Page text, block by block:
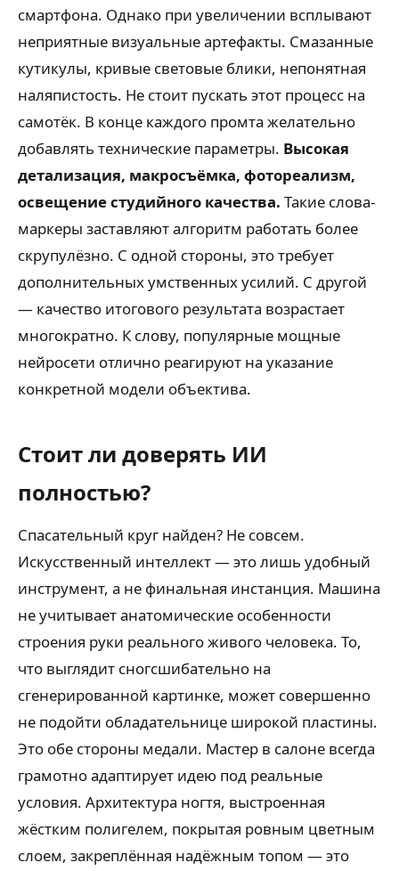
смартфона. Однако при увеличении всплывают
неприятные визуальные артефакты. Смазанные
кутикулы, кривые световые блики, непонятная
наляпистость. Не стоит пускать этот процесс на
самотёк. В конце каждого промта желательно
добавлять технические параметры. Высокая
детализация, макросъёмка, фотореализм,
освещение студийного качества. Такие слова-
маркеры заставляют алгоритм работать более
скрупулёзно. С одной стороны, это требует
дополнительных умственных усилий. С другой
— качество итогового результата возрастает
многократно. К слову, популярные мощные
нейросети отлично реагируют на указание
конкретной модели объектива.
Стоит ли доверять ИИ
полностью?
Спасательный круг найден? Не совсем.
Искусственный интеллект — это лишь удобный
инструмент, а не финальная инстанция. Машина
не учитывает анатомические особенности
строения руки реального живого человека. То,
что выглядит сногсшибательно на
сгенерированной картинке, может совершенно
не подойти обладательнице широкой пластины.
Это обе стороны медали. Мастер в салоне всегда
грамотно адаптирует идею под реальные
условия. Архитектура ногтя, выстроенная
жёстким полигелем, покрытая ровным цветным
слоем, закреплённая надёжным топом — это